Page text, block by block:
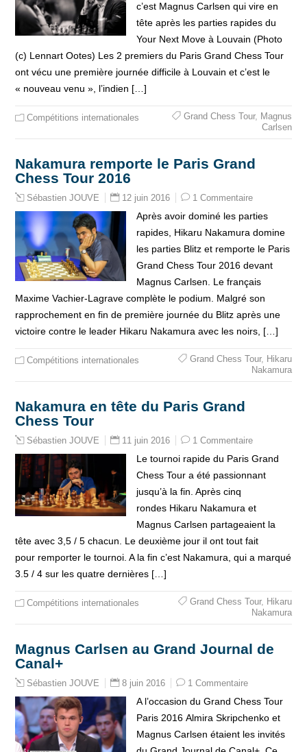
c’est Magnus Carlsen qui vire en
tête après les parties rapides du
Your Next Move à Louvain (Photo
(c) Lennart Ootes) Les 2 premiers du Paris Grand Chess Tour
ont vécu une première journée difficile à Louvain et c’est le
« nouveau venu », l’indien […]
Compétitions internationales Grand Chess Tour, Magnus
Carlsen
Nakamura remporte le Paris Grand
Chess Tour 2016
Sébastien JOUVE 12 juin 2016 1 Commentaire
Après avoir dominé les parties
rapides, Hikaru Nakamura domine
les parties Blitz et remporte le Paris
Grand Chess Tour 2016 devant
Magnus Carlsen. Le français
Maxime Vachier-Lagrave complète le podium. Malgré son
rapprochement en fin de première journée du Blitz après une
victoire contre le leader Hikaru Nakamura avec les noirs, […]
Compétitions internationales Grand Chess Tour, Hikaru
Nakamura
Nakamura en tête du Paris Grand
Chess Tour
Sébastien JOUVE 11 juin 2016 1 Commentaire
Le tournoi rapide du Paris Grand
Chess Tour a été passionnant
jusqu’à la fin. Après cinq
rondes Hikaru Nakamura et
Magnus Carlsen partageaient la
tête avec 3,5 / 5 chacun. Le deuxième jour il ont tout fait
pour remporter le tournoi. A la fin c’est Nakamura, qui a marqué
3.5 / 4 sur les quatre dernières […]
Compétitions internationales Grand Chess Tour, Hikaru
Nakamura
Magnus Carlsen au Grand Journal de
Canal+
Sébastien JOUVE 8 juin 2016 1 Commentaire
A l’occasion du Grand Chess Tour
Paris 2016 Almira Skripchenko et
Magnus Carlsen étaient les invités